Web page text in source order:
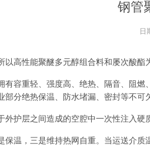
钢管
日
以高性能聚醚多元醇组合料和屡次酸酯
有容重轻、强度高、绝热、隔音、阻
部分绝热保温、防水堵漏、密封等不可
外护层之间造成的空腔中一次性注入硬
保温，三是维持热网自重。当运送介